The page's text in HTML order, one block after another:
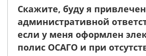
Скажите, буду я
административной
если у меня оформлен
полис ОСАГО и при